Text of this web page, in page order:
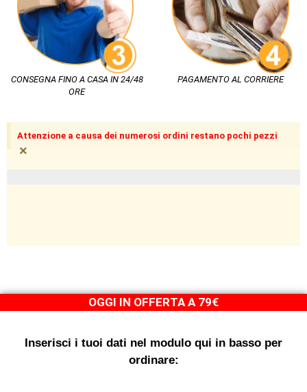
CONSEGNA FINO A CASA IN 24/48
ORE
PAGAMENTO AL CORRIERE
Attenzione a causa dei numerosi ordini restano pochi pezzi
×
OGGI IN OFFERTA A 79€
Inserisci i tuoi dati nel modulo qui in basso per
ordinare: